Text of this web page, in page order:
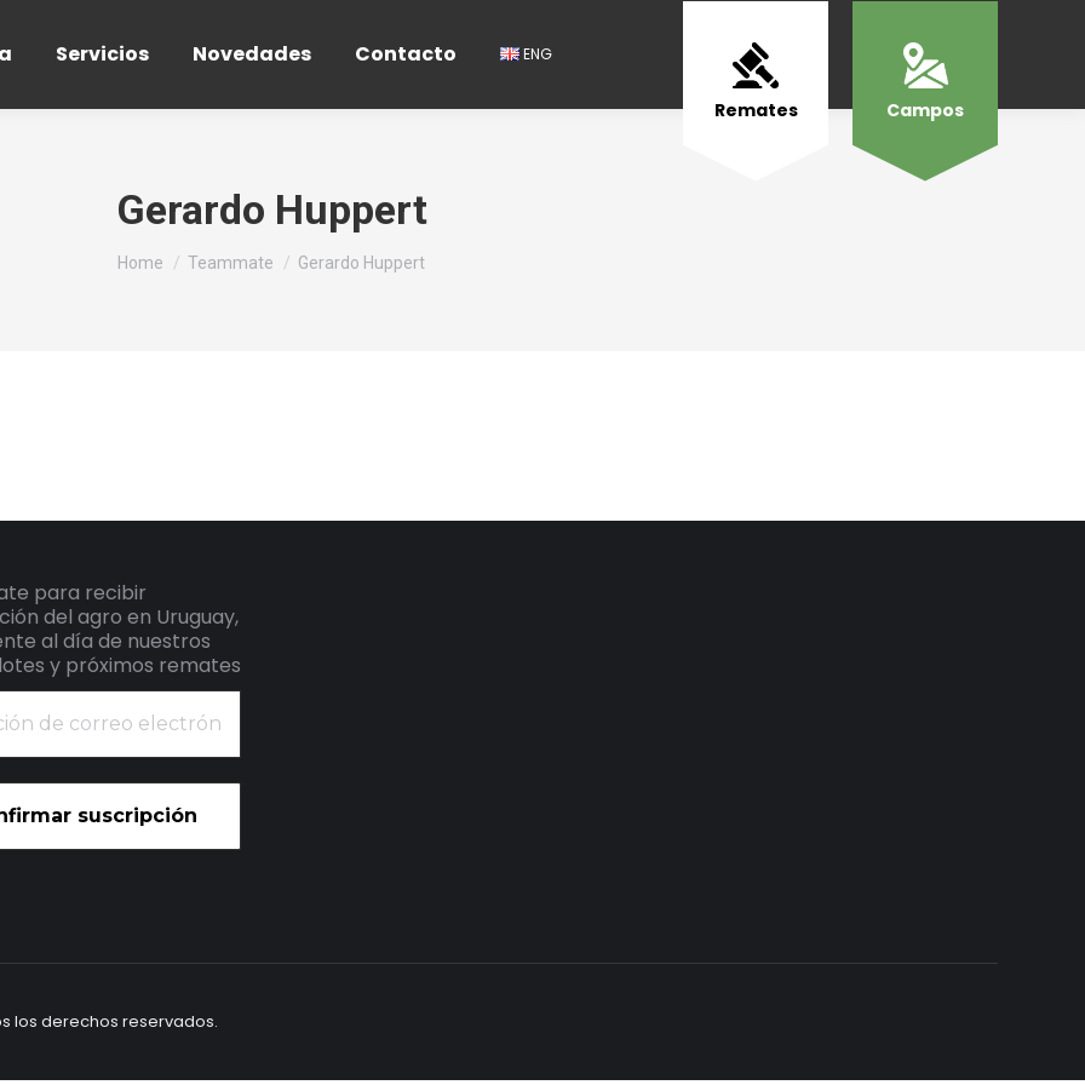
Servicios Novedades Contacto ENG
Remates Campos
Gerardo Huppert
You are here:
Home Teammate Gerardo Huppert
para recibir
del agro en Uruguay,
al día de nuestros
y próximos remates
los derechos reservados.